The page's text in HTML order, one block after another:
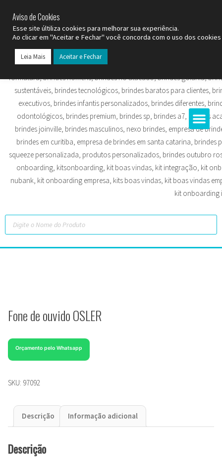
Fone de ouvido OSLER
Orçamento pelo Whatsapp
SKU: 97092
Descrição Informação adicional
Descrição
Aviso de Cookies
Esse site últiliza cookies para melhorar sua experiência.
Ao clicar em "Aceitar e Fechar" você concorda com o uso dos
Leia Mais Aceitar e Fechar